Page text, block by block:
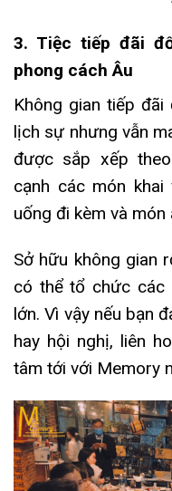
3. Tiệc tiếp đãi
phong cách Âu
Không gian tiếp
lịch sự nhưng vẫn
được sắp xếp
cạnh các món
uống đi kèm và món
Sở hữu không gian
có thể tổ chức các
lớn. Vì vậy nếu bạn
hay hội nghị, liên
tâm tới với Memory